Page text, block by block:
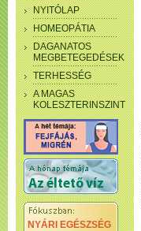
NYITÓLAP
HOMEOPÁTIA
DAGANATOS
MEGBETEGEDÉSEK
TERHESSÉG
A MAGAS
KOLESZTERINSZINT
NYÁRI EGÉSZSÉG